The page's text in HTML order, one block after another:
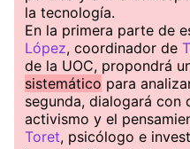
la tecnología.
En la primera parte de
López, coordinador de
de la UOC, propondrá
sistemático para
segunda, dialogará con
activismo y el
Toret, psicólogo e